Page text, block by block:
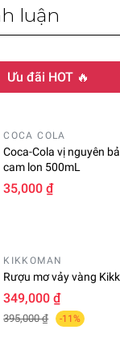
luận
Ưu đãi HOT 🔥
COCA COLA
Coca-Cola vị nguyên
cam lon 500mL
35,000 ₫
KIKKOMAN
Rượu mơ vảy vàng
349,000 ₫
395,000 ₫ -11%